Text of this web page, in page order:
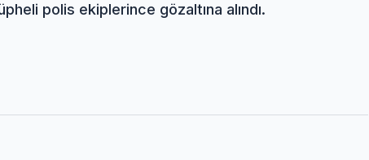
polis ekiplerince gözaltına alındı.